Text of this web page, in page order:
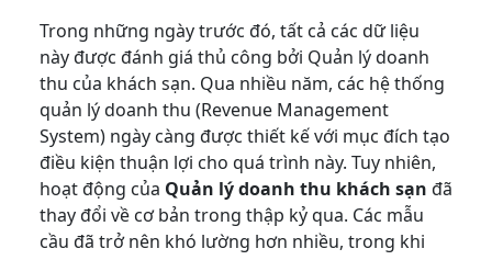
Trong những ngày trước đó, tất cả các dữ liệu
này được đánh giá thủ công bởi Quản lý doanh
thu của khách sạn. Qua nhiều năm, các hệ thống
quản lý doanh thu (Revenue Management
System) ngày càng được thiết kế với mục đích tạo
điều kiện thuận lợi cho quá trình này. Tuy nhiên,
hoạt động của Quản lý doanh thu khách sạn đã
thay đổi về cơ bản trong thập kỷ qua. Các mẫu
cầu đã trở nên khó lường hơn nhiều, trong khi